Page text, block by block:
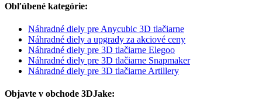
Obľúbené kategórie:
Náhradné diely pre Anycubic 3D tlačiarne
Náhradné diely a upgrady za akciové ceny
Náhradné diely pre 3D tlačiarne Elegoo
Náhradné diely pre 3D tlačiarne Snapmaker
Náhradné diely pre 3D tlačiarne Artillery
Objavte v obchode 3DJake: